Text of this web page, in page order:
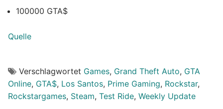
100000 GTA$
Quelle
Verschlagwortet Games, Grand Theft Auto, GTA
Online, GTA$, Los Santos, Prime Gaming, Rockstar,
Rockstargames, Steam, Test Ride, Weekly Update